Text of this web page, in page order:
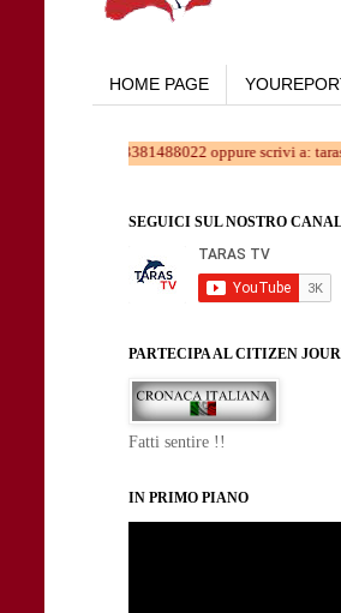
HOME PAGE
al 3381488022 oppure scrivi a:
SEGUICI SUL NOSTRO
PARTECIPA AL CITIZEN
Fatti sentire !!
IN PRIMO PIANO